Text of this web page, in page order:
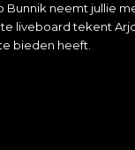
Bunnik neemt jullie
liveboard tekent
bieden heeft.